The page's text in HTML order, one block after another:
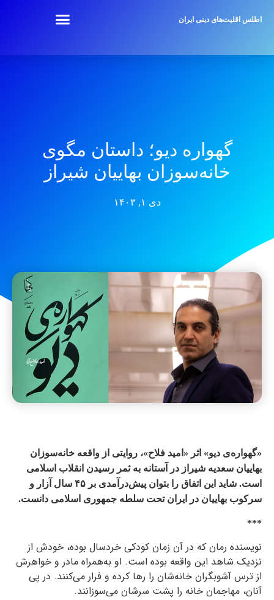
اطلس اقلیت‌های دینی ایران
گهواره‌ دیو؛ داستان مگوی
خانه‌سوزان بهاییان شیراز
دی ۱, ۱۴۰۳
«گهواره‌ی دیو» اثر «امید فلاح»، روایتی از واقعه خانه‌سوزان
بهاییان سعدیه شیراز در آستانه به ثمر رسیدن انقلاب اسلامی
است. شاید این اتفاق را بتوان پیش‌درآمدی بر ۴۵ سال آزار و
سرکوب بهاییان در ایران تحت سلطه جمهوری اسلامی دانست.
***
نویسنده‌ رمان که در آن زمان کودکی خردسال بوده، خودش از
نزدیک شاهد این واقعه بوده است. او به‌همراه مادر و خواهرش
از ترس آشوبگران خانه‌شان را رها کرده و فرار می‌کنند. در پی
آنان، مهاجمان خانه را پشت سرشان می‌سوزانند.